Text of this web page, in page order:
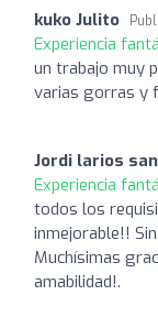
kuko Julito
Experiencia
un trabajo muy
varias gorras y
Jordi larios
Experiencia
todos los
inmejorable!!
Muchísimas
amabilidad!.